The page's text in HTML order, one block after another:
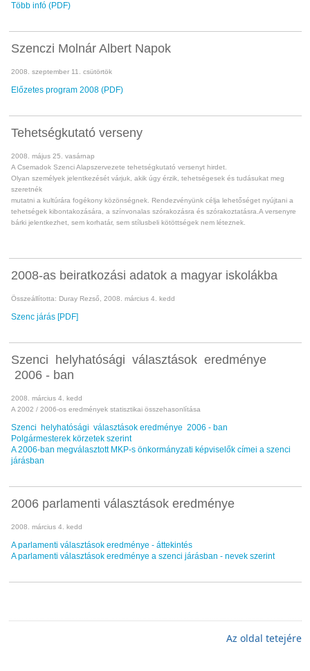
Több infó (PDF)
Szenczi Molnár Albert Napok
2008. szeptember 11. csütörtök
Előzetes program 2008 (PDF)
Tehetségkutató verseny
2008. május 25. vasárnap
A Csemadok Szenci Alapszervezete tehetségkutató versenyt hirdet.
Olyan személyek jelentkezését várjuk, akik úgy érzik, tehetségesek és tudásukat meg
szeretnék
mutatni a kultúrára fogékony közönségnek. Rendezvényünk célja lehetőséget nyújtani a
tehetségek kibontakozására, a színvonalas szórakozásra és szórakoztatásra.A versenyre
bárki jelentkezhet, sem korhatár, sem stílusbeli kötöttségek nem léteznek.
2008-as beiratkozási adatok a magyar iskolákba
Összeállította: Duray Rezső, 2008. március 4. kedd
Szenc járás [PDF]
Szenci helyhatósági választások eredménye
2006 - ban
2008. március 4. kedd
A 2002 / 2006-os eredmények statisztikai összehasonlítása
Szenci helyhatósági választások eredménye 2006 - ban
Polgármesterek körzetek szerint
A 2006-ban megválasztott MKP-s önkormányzati képviselők címei a szenci
járásban
2006 parlamenti választások eredménye
2008. március 4. kedd
A parlamenti választások eredménye - áttekintés
A parlamenti választások eredménye a szenci járásban - nevek szerint
Az oldal tetejére